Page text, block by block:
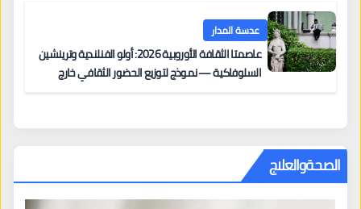
عدسة المدار
عاصمتا الثقافة الأوروبية 2026: أولو الفنلندية وترينشين
السلوفاكية — نموذج لتوزيع الحضور الثقافي خارج
الصحةوالعلاج